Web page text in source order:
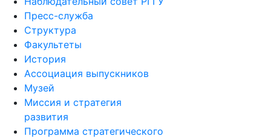
Пресс-служба
Структура
Факультеты
История
Ассоциация выпускников
Музей
Миссия и стратегия
развития
Программа стратегического